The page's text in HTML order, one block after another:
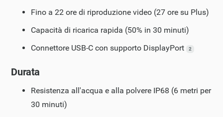
Fino a 22 ore di riproduzione video (27 ore su Plus)
Capacità di ricarica rapida (50% in 30 minuti)
Connettore USB-C con supporto DisplayPort
2
Durata
Resistenza all'acqua e alla polvere IP68 (6 metri per
30 minuti)